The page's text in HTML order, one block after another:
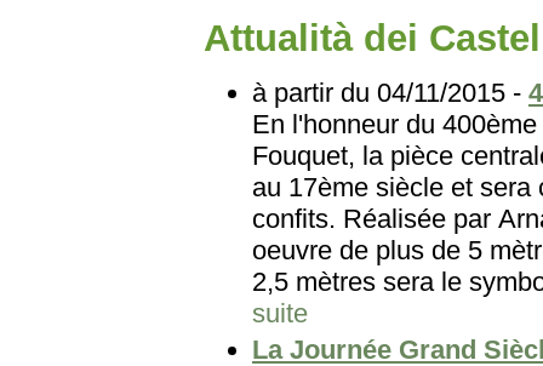
Attualità dei
à partir du 04/11/2015 -
En l'honneur du
Fouquet, la pièce
au 17ème siècle et
confits. Réalisée par
oeuvre de plus de 5
2,5 mètres sera le
suite
La Journée Grand